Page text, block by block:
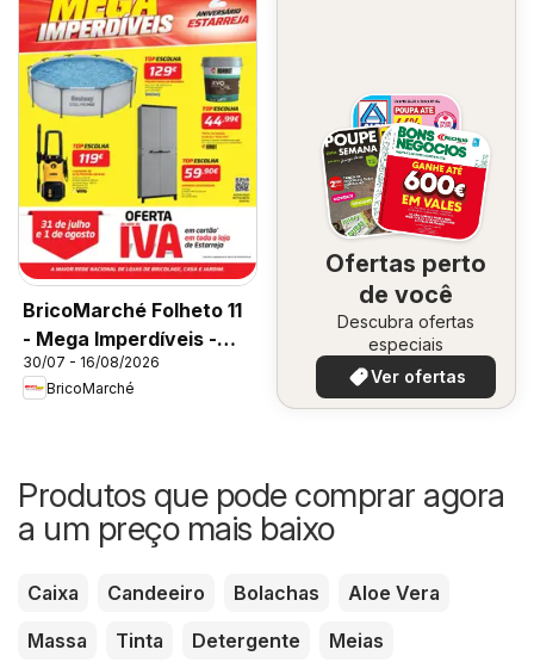
BricoMarché Folheto 11
- Mega Imperdíveis -
Estarreja
30/07 - 16/08/2026
BricoMarché
Ofertas perto
de você
Descubra ofertas
especiais
Ver ofertas
Produtos que pode comprar agora
a um preço mais baixo
Caixa Candeeiro Bolachas
Aloe Vera
Massa
Tinta Detergente
Meias